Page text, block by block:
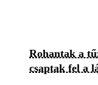
Rohantak a
csaptak fel a